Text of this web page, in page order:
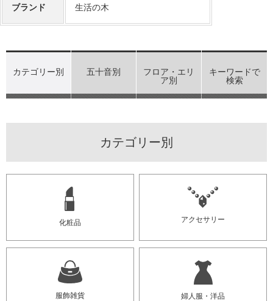
ブランド 生活の木
カテゴリー別 五十音別
フロア・エリ
ア別
キーワードで
検索
カテゴリー別
化粧品 アクセサリー
服飾雑貨 婦人服・洋品